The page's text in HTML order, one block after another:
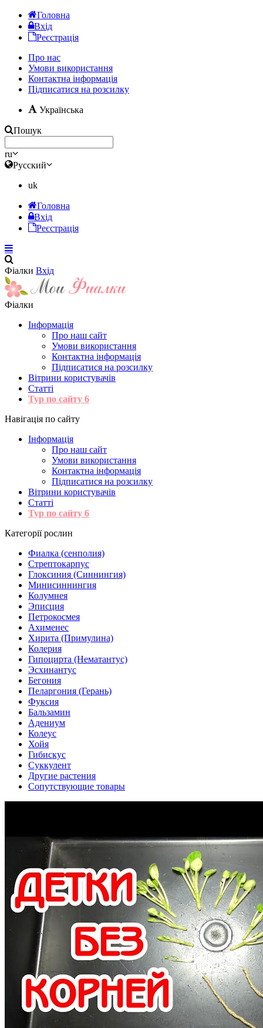
Головна
Вхід
Реєстрація
Про нас
Умови використання
Контактна інформація
Підписатися на розсилку
Українська
Пошук
ru
Русский
uk
Головна
Вхід
Реєстрація
Фіалки Вхід
Фіалки
Інформація
Про наш сайт
Умови використання
Контактна інформація
Підписатися на розсилку
Вітрини користувачів
Статті
Тур по сайту 6
Навігація по сайту
Інформація
Про наш сайт
Умови використання
Контактна інформація
Підписатися на розсилку
Вітрини користувачів
Статті
Тур по сайту 6
Категорії рослин
Фиалка (сенполия)
Стрептокарпус
Глоксиния (Синнингия)
Минисиннингия
Колумнея
Эписция
Петрокосмея
Ахименес
Хирита (Примулина)
Колерия
Гипоцирта (Нематантус)
Эсхинантус
Бегония
Пеларгония (Герань)
Фуксия
Бальзамин
Адениум
Колеус
Хойя
Гибискус
Суккулент
Другие растения
Сопутствующие товары